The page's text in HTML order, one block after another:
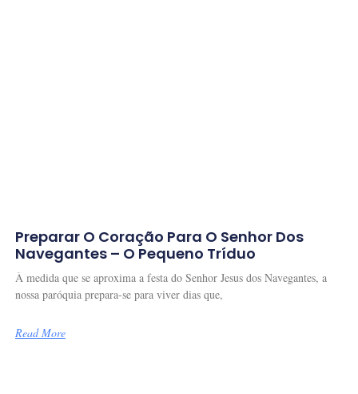
Preparar O Coração Para O Senhor Dos
Navegantes – O Pequeno Tríduo
À medida que se aproxima a festa do Senhor Jesus dos Navegantes, a
nossa paróquia prepara-se para viver dias que,
Read More